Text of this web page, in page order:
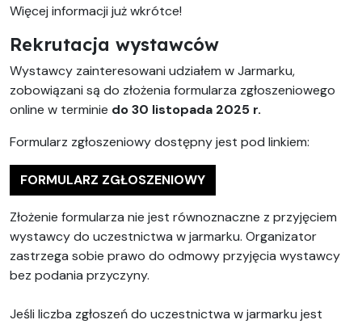
Więcej informacji już wkrótce!
Rekrutacja wystawców
Wystawcy zainteresowani udziałem w Jarmarku,
zobowiązani są do złożenia formularza zgłoszeniowego
online w terminie do 30 listopada 2025 r.
Formularz zgłoszeniowy dostępny jest pod linkiem:
FORMULARZ ZGŁOSZENIOWY
Złożenie formularza nie jest równoznaczne z przyjęciem
wystawcy do uczestnictwa w jarmarku. Organizator
zastrzega sobie prawo do odmowy przyjęcia wystawcy
bez podania przyczyny.
Jeśli liczba zgłoszeń do uczestnictwa w jarmarku jest